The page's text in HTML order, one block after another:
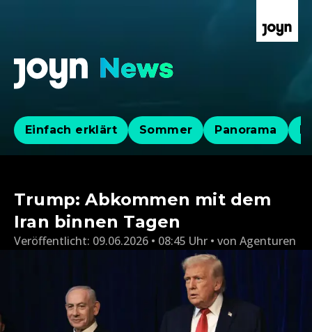
Einfach erklärt Sommer Panorama
Trump: Abkommen mit dem
Iran binnen Tagen
Veröffentlicht: 09.06.2026 • 08:45 Uhr von Agenturen